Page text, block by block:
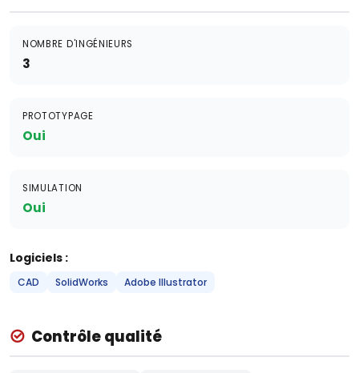
NOMBRE D'INGÉNIEURS
3
PROTOTYPAGE
Oui
SIMULATION
Oui
Logiciels :
CAD SolidWorks Adobe Illustrator
Contrôle qualité